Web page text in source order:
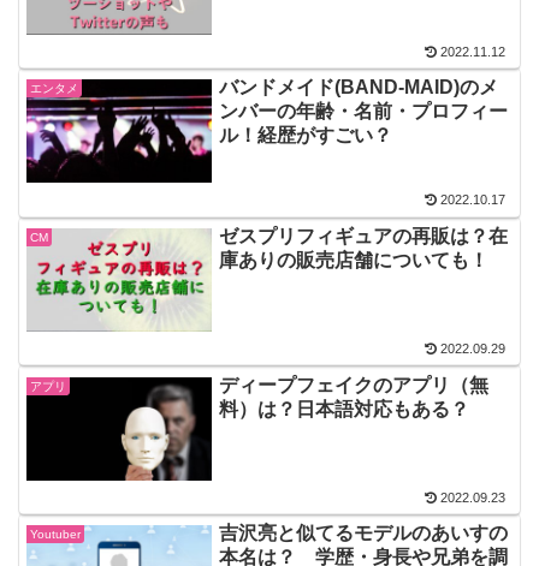
2022.11.12
エンタメ
バンドメイド(BAND-MAID)のメ
ンバーの年齢・名前・プロフィー
ル！経歴がすごい？
2022.10.17
CM
ゼスプリフィギュアの再販は？在
庫ありの販売店舗についても！
2022.09.29
アプリ
ディープフェイクのアプリ（無
料）は？日本語対応もある？
2022.09.23
Youtuber
吉沢亮と似てるモデルのあいすの
本名は？ 学歴・身長や兄弟を調